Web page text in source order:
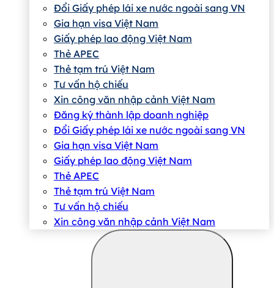
Đổi Giấy phép lái xe nước ngoài sang VN
Gia hạn visa Việt Nam
Giấy phép lao động Việt Nam
Thẻ APEC
Thẻ tạm trú Việt Nam
Tư vấn hộ chiếu
Xin công văn nhập cảnh Việt Nam
Đăng ký thành lập doanh nghiệp
Đổi Giấy phép lái xe nước ngoài sang VN
Gia hạn visa Việt Nam
Giấy phép lao động Việt Nam
Thẻ APEC
Thẻ tạm trú Việt Nam
Tư vấn hộ chiếu
Xin công văn nhập cảnh Việt Nam